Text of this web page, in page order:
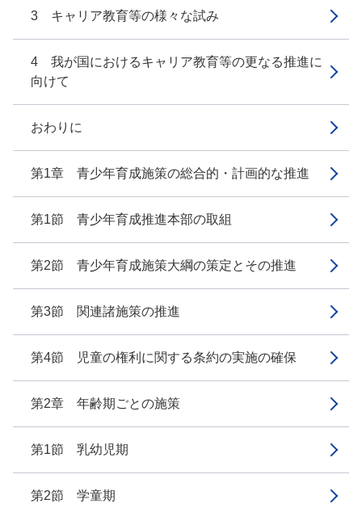
3 キャリア教育等の様々な試み
4 我が国におけるキャリア教育等の更なる推進に
向けて
おわりに
第1章 青少年育成施策の総合的・計画的な推進
第1節 青少年育成推進本部の取組
第2節 青少年育成施策大綱の策定とその推進
第3節 関連諸施策の推進
第4節 児童の権利に関する条約の実施の確保
第2章 年齢期ごとの施策
第1節 乳幼児期
第2節 学童期